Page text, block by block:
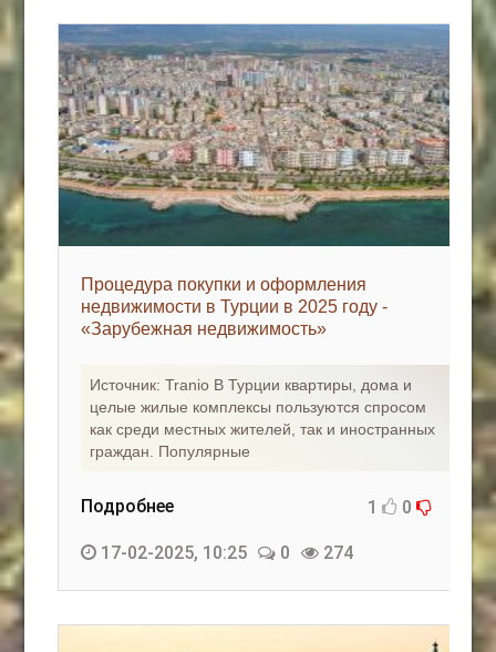
Процедура покупки и оформления
недвижимости в Турции в 2025 году -
«Зарубежная недвижимость»
Источник: Tranio В Турции квартиры, дома и
целые жилые комплексы пользуются спросом
как среди местных жителей, так и иностранных
граждан. Популярные
Подробнее 1 0
17-02-2025, 10:25 0 274